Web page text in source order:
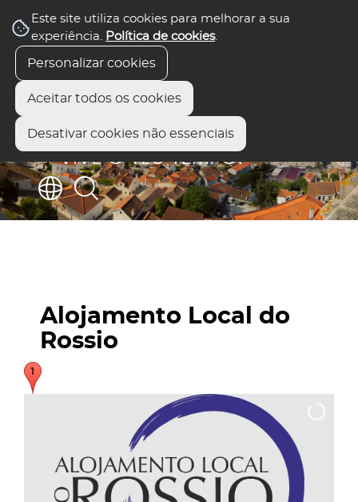
Este site utiliza cookies para melhorar a sua
experiência. Política de cookies.
Personalizar cookies
Aceitar todos os cookies
Desativar cookies não essenciais
Alojamento Local do
Rossio